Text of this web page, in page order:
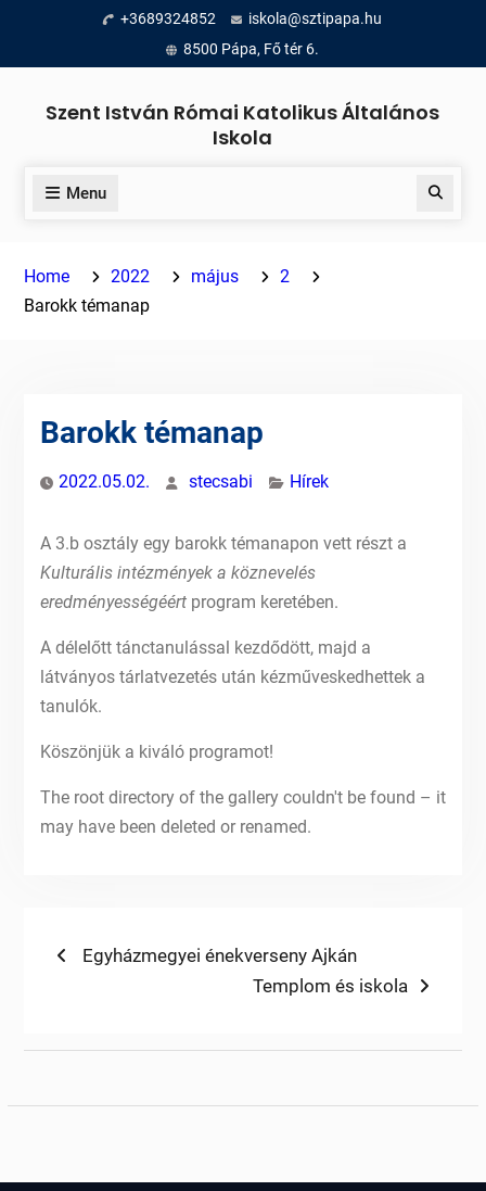
content
+3689324852
iskola@sztipapa.hu
8500 Pápa, Fő tér 6.
Szent István Római Katolikus Általános
Iskola
Menu Search
Home 2022 május
2
Barokk témanap
Barokk témanap
2022.05.02. stecsabi Hírek
A 3.b osztály egy barokk témanapon vett részt a
Kulturális intézmények a köznevelés
eredményességéértprogram keretében.
A délelőtt tánctanulással kezdődött, majd a
látványos tárlatvezetés után kézműveskedhettek a
tanulók.
Köszönjük a kiváló programot!
The root directory of the gallery couldn't be found – it
may have been deleted or renamed.
Bejegyzés
Previous
Egyházmegyei énekverseny Ajkán
Next
Templom és iskola